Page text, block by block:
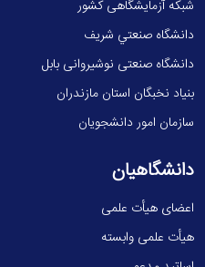
شبکه آزمایشگاهی کشور
دانشگاه صنعتي شريف
دانشگاه صنعتی نوشیروانی بابل
بنیاد نخبگان استان مازندران
سازمان امور دانشجویان
دانشگاهیان
اعضای هیأت علمی
هیأت علمی وابسته